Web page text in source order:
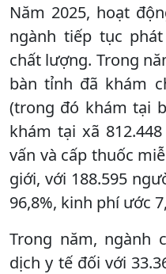
Năm 2025, hoạt
ngành tiếp tục
chất lượng. Trong
bàn tỉnh đã khám
(trong đó khám tại
khám tại xã
vấn và cấp thuốc
giới, với 188.595
96,8%, kinh phí ước
Trong năm, ngành
dịch y tế đối với